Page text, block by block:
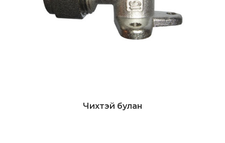
ДэлгэрэнгүйЧихтэй булан